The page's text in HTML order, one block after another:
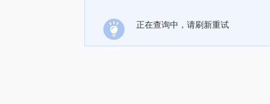
正在查询中，请刷新重试